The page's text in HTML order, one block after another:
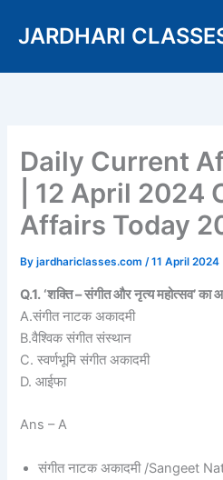
JARDHARI
Daily Current
| 12 April 2024
Affairs Today
Byjardhariclasses.com/11 April 2024
Q.1. ‘शक्ति – संगीत और नृत्य महोत्सव’
A.संगीत नाटक अकादमी
B.वैश्विक संगीत संस्थान
C. स्वर्णभूमि संगीत अकादमी
D. आईफा
Ans – A
संगीत नाटक अकादमी /Sangeet